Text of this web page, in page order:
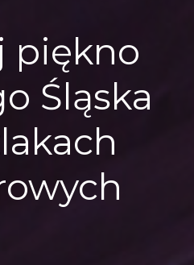
piękno
Śląska